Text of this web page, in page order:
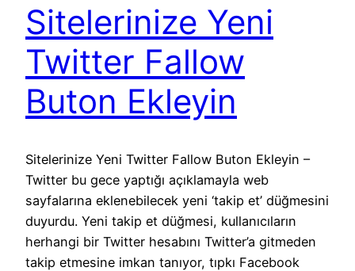
Sitelerinize Yeni
Twitter Fallow
Buton Ekleyin
Sitelerinize Yeni Twitter Fallow Buton Ekleyin –
Twitter bu gece yaptığı açıklamayla web
sayfalarına eklenebilecek yeni ‘takip et’ düğmesini
duyurdu. Yeni takip et düğmesi, kullanıcıların
herhangi bir Twitter hesabını Twitter’a gitmeden
takip etmesine imkan tanıyor, tıpkı Facebook